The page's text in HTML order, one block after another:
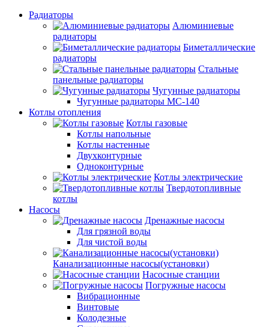
Радиаторы
Алюминиевые
радиаторы
Биметаллические
радиаторы
Стальные
панельные радиаторы
Чугунные радиаторы
Чугунные радиаторы МС-140
Котлы отопления
Котлы газовые
Котлы напольные
Котлы настенные
Двухконтурные
Одноконтурные
Котлы электрические
Твердотопливные
котлы
Насосы
Дренажные насосы
Для грязной воды
Для чистой воды
Канализационные насосы(установки)
Насосные станции
Погружные насосы
Вибрационные
Винтовые
Колодезные